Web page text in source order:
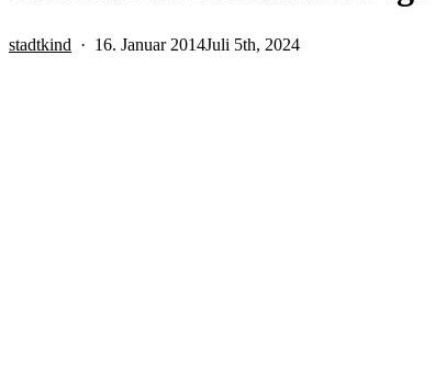
stadtkind 16. Januar 2014Juli 5th, 2024